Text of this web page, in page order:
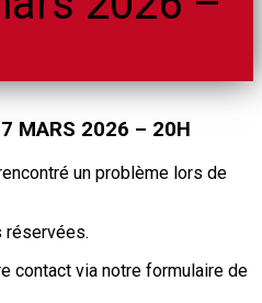
7 MARS 2026 – 20H
un problème lors de
réservées.
contact via notre formulaire de